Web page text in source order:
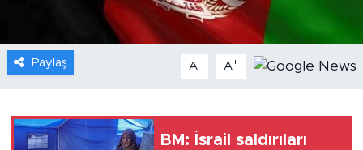
Paylaş A- A+
BM: İsrail saldırıları
Xinhua